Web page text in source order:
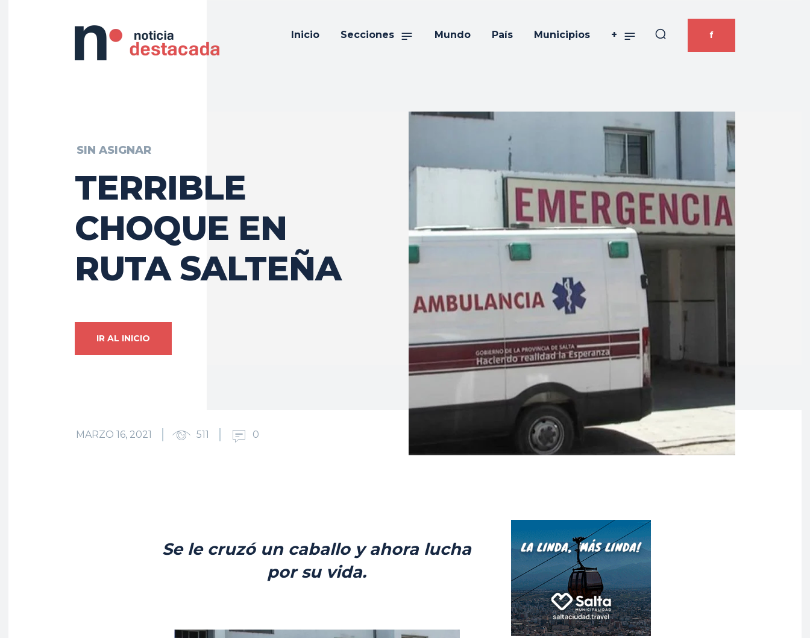
Inicio Secciones Mundo País Municipios + f
SIN ASIGNAR
TERRIBLE
CHOQUE EN
RUTA SALTEÑA
IR AL INICIO
MARZO 16, 2021 511 0
Se le cruzó un caballo y ahora lucha
por su vida.